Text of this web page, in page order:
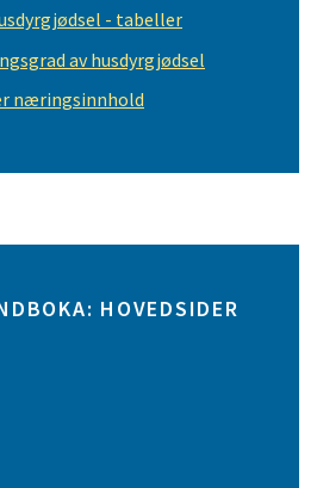
- tabeller
av husdyrgjødsel
næringsinnhold
HOVEDSIDER